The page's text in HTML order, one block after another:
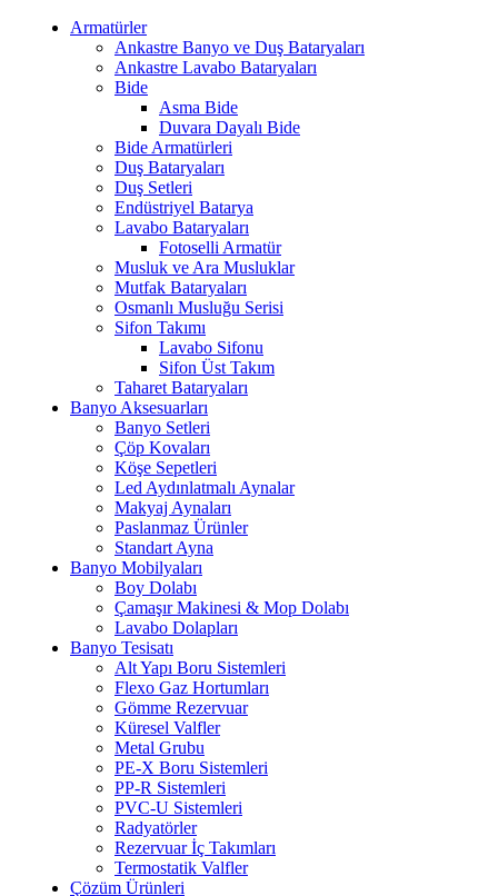
Armatürler
Ankastre Banyo ve Duş Bataryaları
Ankastre Lavabo Bataryaları
Bide
Asma Bide
Duvara Dayalı Bide
Bide Armatürleri
Duş Bataryaları
Duş Setleri
Endüstriyel Batarya
Lavabo Bataryaları
Fotoselli Armatür
Musluk ve Ara Musluklar
Mutfak Bataryaları
Osmanlı Musluğu Serisi
Sifon Takımı
Lavabo Sifonu
Sifon Üst Takım
Taharet Bataryaları
Banyo Aksesuarları
Banyo Setleri
Çöp Kovaları
Köşe Sepetleri
Led Aydınlatmalı Aynalar
Makyaj Aynaları
Paslanmaz Ürünler
Standart Ayna
Banyo Mobilyaları
Boy Dolabı
Çamaşır Makinesi & Mop Dolabı
Lavabo Dolapları
Banyo Tesisatı
Alt Yapı Boru Sistemleri
Flexo Gaz Hortumları
Gömme Rezervuar
Küresel Valfler
Metal Grubu
PE-X Boru Sistemleri
PP-R Sistemleri
PVC-U Sistemleri
Radyatörler
Rezervuar İç Takımları
Termostatik Valfler
Çözüm Ürünleri